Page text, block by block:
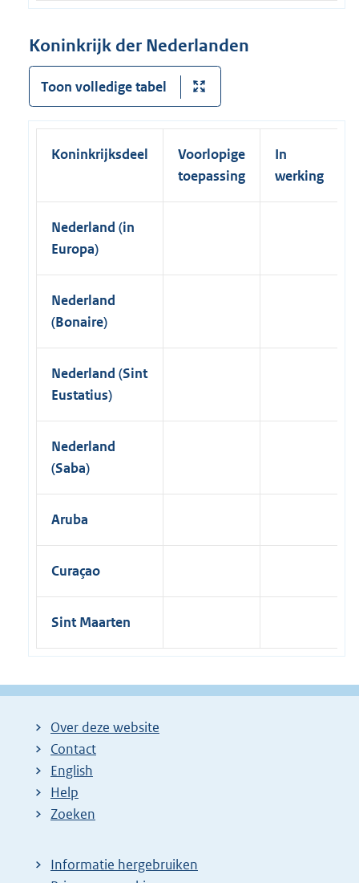
e
i
k
)
Koninkrijk der Nederlanden
Toon volledige tabel
Koninkrijksdeel
Voorlopige
toepassing
In
werking
Nederland (in
Europa)
Nederland
(Bonaire)
Nederland (Sint
Eustatius)
Nederland
(Saba)
Aruba
Curaçao
Sint Maarten
Over deze website
Contact
English
Help
Zoeken
Informatie hergebruiken